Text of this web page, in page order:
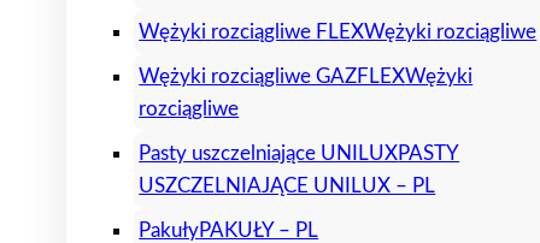
Wężyki rozciągliwe FLEXWężyki rozciągliwe
Wężyki rozciągliwe GAZFLEXWężyki
rozciągliwe
Pasty uszczelniające UNILUX PASTY
USZCZELNIAJĄCE UNILUX – PL
PakułyPAKUŁY – PL